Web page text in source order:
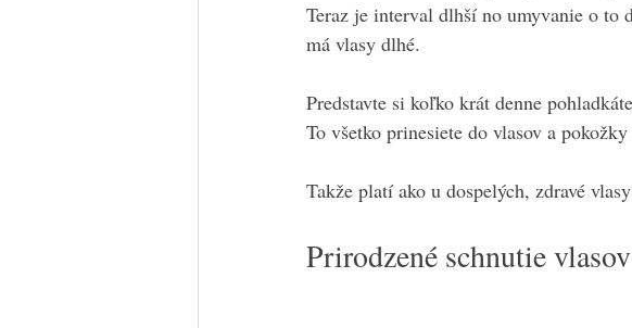
Teraz je interval dlhší no umyvanie o to
má vlasy dlhé.
Predstavte si koľko krát denne
To všetko prinesiete do vlasov a
Takže platí ako u dospelých, zdravé
Prirodzené schnutie vlasov